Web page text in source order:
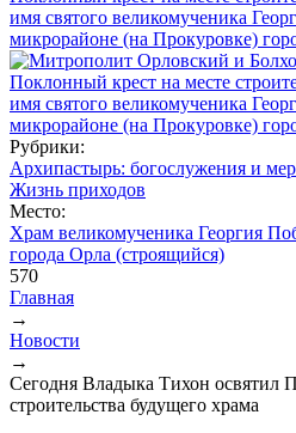
Рубрики:
Архипастырь: богослужения и
Жизнь приходов
Место:
Храм великомученика Георгия
города Орла (строящийся)
570
Вы здесь
Главная
→
Новости
→
Сегодня Владыка Тихон освятил
строительства будущего храма